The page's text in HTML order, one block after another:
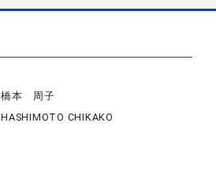
橋本 周子
HASHIMOTO CHIKAKO